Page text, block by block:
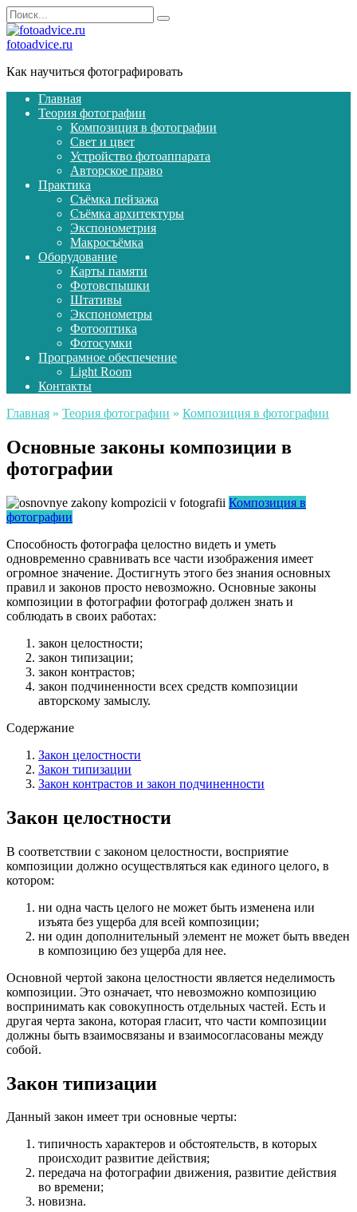
Перейти
к
содержанию
Search
for:
fotoadvice.ru
Как научиться фотографировать
Главная
Теория фотографии
Композиция в фотографии
Свет и цвет
Устройство фотоаппарата
Авторское право
Практика
Съёмка пейзажа
Съёмка архитектуры
Экспонометрия
Макросъёмка
Оборудование
Карты памяти
Фотовспышки
Штативы
Экспонометры
Фотооптика
Фотосумки
Програмное обеспечение
Light Room
Контакты
Главная » Теория фотографии » Композиция в фотографии
Основные законы композиции в
фотографии
Композиция в
фотографии
Способность фотографа целостно видеть и уметь
одновременно сравнивать все части изображения имеет
огромное значение. Достигнуть этого без знания основных
правил и законов просто невозможно. Основные законы
композиции в фотографии фотограф должен знать и
соблюдать в своих работах:
закон целостности;
закон типизации;
закон контрастов;
закон подчиненности всех средств композиции
авторскому замыслу.
Содержание
Закон целостности
Закон типизации
Закон контрастов и закон подчиненности
Закон целостности
В соответствии с законом целостности, восприятие
композиции должно осуществляться как единого целого, в
котором:
ни одна часть целого не может быть изменена или
изъята без ущерба для всей композиции;
ни один дополнительный элемент не может быть введен
в композицию без ущерба для нее.
Основной чертой закона целостности является неделимость
композиции. Это означает, что невозможно композицию
воспринимать как совокупность отдельных частей. Есть и
другая черта закона, которая гласит, что части композиции
должны быть взаимосвязаны и взаимосогласованы между
собой.
Закон типизации
Данный закон имеет три основные черты:
типичность характеров и обстоятельств, в которых
происходит развитие действия;
передача на фотографии движения, развитие действия
во времени;
новизна.